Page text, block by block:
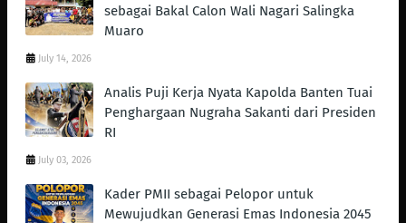
sebagai Bakal Calon Wali Nagari Salingka
Muaro
July 14, 2026
Analis Puji Kerja Nyata Kapolda Banten Tuai
Penghargaan Nugraha Sakanti dari Presiden
RI
July 03, 2026
Kader PMII sebagai Pelopor untuk
Mewujudkan Generasi Emas Indonesia 2045